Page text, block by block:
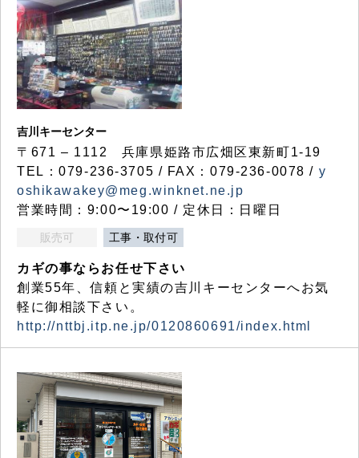
吉川キーセンター
〒671 – 1112 兵庫県姫路市広畑区東新町1-19
TEL：079-236-3705 / FAX：079-236-0078 / y
oshikawakey@meg.winknet.ne.jp
営業時間：9:00〜19:00 / 定休日：日曜日
販売可 工事・取付可
カギの事ならお任せ下さい
創業55年、信頼と実績の吉川キーセンターへお気
軽に御相談下さい。
http://nttbj.itp.ne.jp/0120860691/index.html